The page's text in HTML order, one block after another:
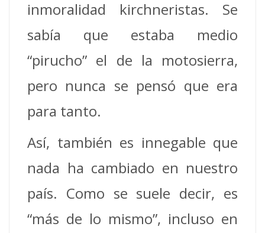
inmoralidad kirchneristas. Se
sabía que estaba medio
“pirucho” el de la motosierra,
pero nunca se pensó que era
para tanto.
Así, también es innegable que
nada ha cambiado en nuestro
país. Como se suele decir, es
“más de lo mismo”, incluso en